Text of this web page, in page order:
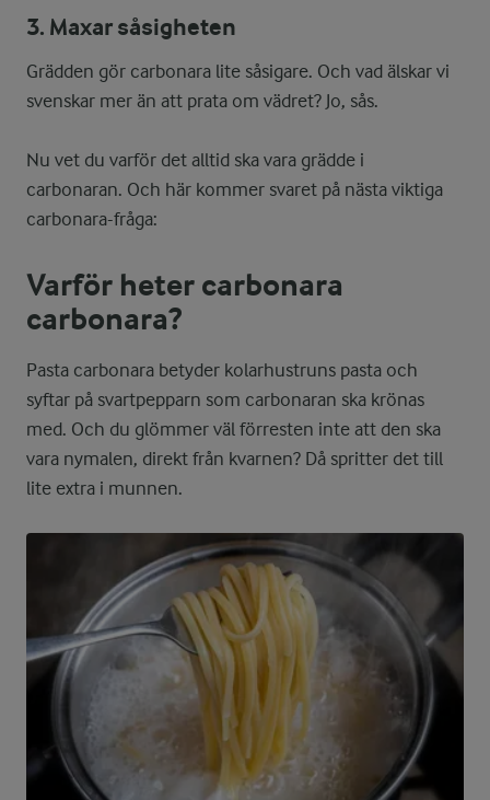
3. Maxar såsigheten
Grädden gör carbonara lite såsigare. Och vad älskar vi
svenskar mer än att prata om vädret? Jo, sås.
Nu vet du varför det alltid ska vara grädde i
carbonaran. Och här kommer svaret på nästa viktiga
carbonara-fråga:
Varför heter carbonara
carbonara?
Pasta carbonara betyder kolarhustruns pasta och
syftar på svartpepparn som carbonaran ska krönas
med. Och du glömmer väl förresten inte att den ska
vara nymalen, direkt från kvarnen? Då spritter det till
lite extra i munnen.